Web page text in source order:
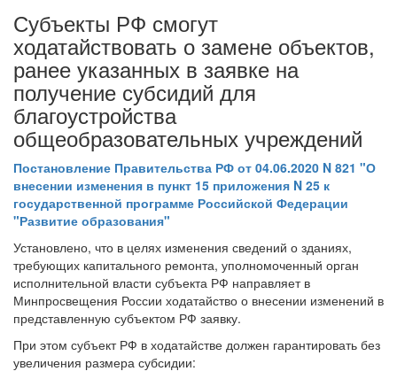
Субъекты РФ смогут
ходатайствовать о замене объектов,
ранее указанных в заявке на
получение субсидий для
благоустройства
общеобразовательных учреждений
Постановление Правительства РФ от 04.06.2020 N 821 "О
внесении изменения в пункт 15 приложения N 25 к
государственной программе Российской Федерации
"Развитие образования"
Установлено, что в целях изменения сведений о зданиях,
требующих капитального ремонта, уполномоченный орган
исполнительной власти субъекта РФ направляет в
Минпросвещения России ходатайство о внесении изменений в
представленную субъектом РФ заявку.
При этом субъект РФ в ходатайстве должен гарантировать без
увеличения размера субсидии: